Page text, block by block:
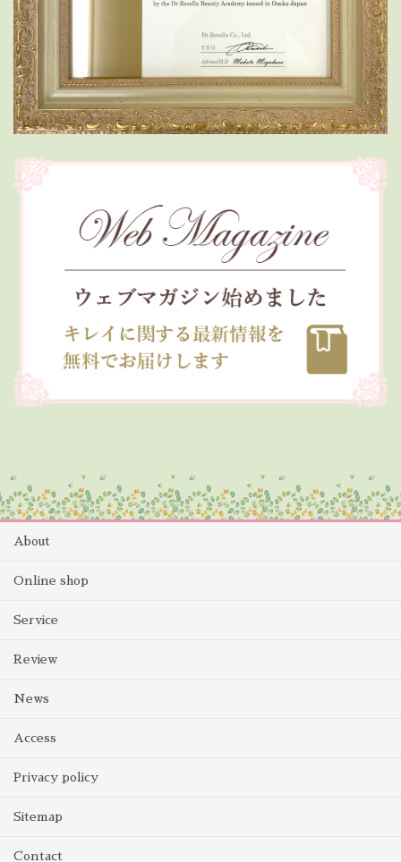
About
Online shop
Service
Review
News
Access
Privacy policy
Sitemap
Contact